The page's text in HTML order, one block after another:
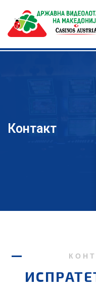
Контакт